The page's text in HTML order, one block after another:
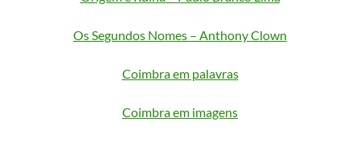
Os Segundos Nomes – Anthony Clown
Coimbra em palavras
Coimbra em imagens